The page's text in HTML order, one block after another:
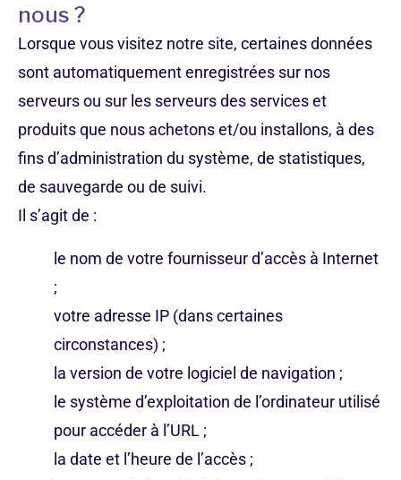
nous ?
Lorsque vous visitez notre site, certaines données
sont automatiquement enregistrées sur nos
serveurs ou sur les serveurs des services et
produits que nous achetons et/ou installons, à des
fins d’administration du système, de statistiques,
de sauvegarde ou de suivi.
Il s’agit de :
le nom de votre fournisseur d’accès à Internet
;
votre adresse IP (dans certaines
circonstances) ;
la version de votre logiciel de navigation ;
le système d’exploitation de l’ordinateur utilisé
pour accéder à l’URL ;
la date et l’heure de l’accès ;